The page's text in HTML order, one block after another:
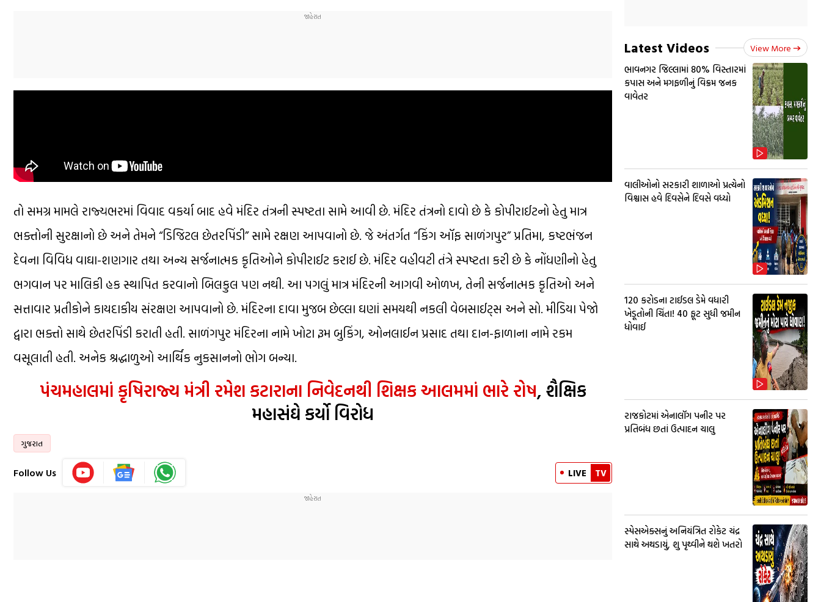
તો સમગ્ર મામલે રાજ્યભરમાં વિવાદ વકર્યા બાદ હવે મંદિર તંત્રની સ્પષ્ટતા સામે આવી છે. મંદિર તંત્રનો દાવો છે કે કોપીરાઈટનો હેતુ માત્ર
ભક્તોની સુરક્ષાનો છે અને તેમને “ડિજિટલ છેતરપિંડી” સામે રક્ષણ આપવાનો છે. જે અંતર્ગત “કિંગ ઑફ સાળંગપુર” પ્રતિમા, કષ્ટભંજન
દેવના વિવિધ વાઘા-શણગાર તથા અન્ય સર્જનાત્મક કૃતિઓને કોપીરાઈટ કરાઈ છે. મંદિર વહીવટી તંત્રે સ્પષ્ટતા કરી છે કે નોંધણીનો હેતુ
ભગવાન પર માલિકી હક સ્થાપિત કરવાનો બિલકુલ પણ નથી. આ પગલું માત્ર મંદિરની આગવી ઓળખ, તેની સર્જનાત્મક કૃતિઓ અને
સત્તાવાર પ્રતીકોને કાયદાકીય સંરક્ષણ આપવાનો છે. મંદિરના દાવા મુજબ છેલ્લા ઘણાં સમયથી નકલી વેબસાઈટ્સ અને સો. મીડિયા પેજો
દ્વારા ભક્તો સાથે છેતરપિંડી કરાતી હતી. સાળંગપુર મંદિરના નામે ખોટા રૂમ બુકિંગ, ઓનલાઈન પ્રસાદ તથા દાન-ફાળાના નામે રકમ
વસૂલાતી હતી. અનેક શ્રદ્ધાળુઓ આર્થિક નુકસાનનો ભોગ બન્યા.
પંચમહાલમાં કૃષિરાજ્ય મંત્રી રમેશ કટારાના નિવેદનથી શિક્ષક આલમમાં ભારે રોષ, શૈક્ષિક
મહાસંઘે કર્યો વિરોધ
ગુજરાત
Follow Us LIVE TV
Latest Videos View More
ભાવનગર જિલ્લામાં 80% વિસ્તારમાં
કપાસ અને મગફળીનું વિક્રમ જનક
વાવેતર
વાલીઓનો સરકારી શાળાઓ પ્રત્યેનો
વિશ્વાસ હવે દિવસેને દિવસે વધ્યો
₹120 કરોડના ટાઈડલ ડેમે વધારી
ખેડૂતોની ચિંતા! 40 ફૂટ સુધી જમીન
ધોવાઈ
રાજકોટમાં એનાલૉગ પનીર પર
પ્રતિબંધ છતાં ઉત્પાદન ચાલુ
સ્પેસએક્સનું અનિયંત્રિત રોકેટ ચંદ્ર
સાથે અથડાયું, શુ પૃથ્વીને થશે ખતરો